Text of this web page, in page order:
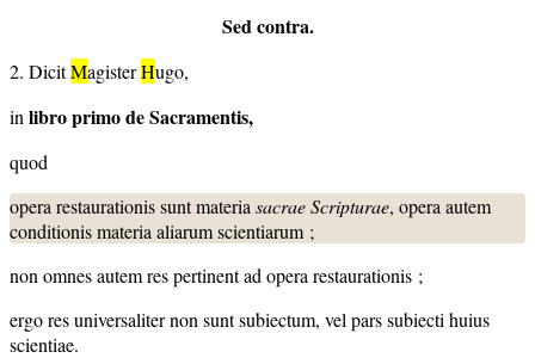
Sed contra.
2. DicitMagisterHugo,
in libro primo de Sacramentis,
quod
opera restaurationis sunt materia sacrae Scripturae, opera autem
conditionis materia aliarum scientiarum ;
non omnes autem res pertinent ad opera restaurationis ;
ergo res universaliter non sunt subiectum, vel pars subiecti huius
scientiae.